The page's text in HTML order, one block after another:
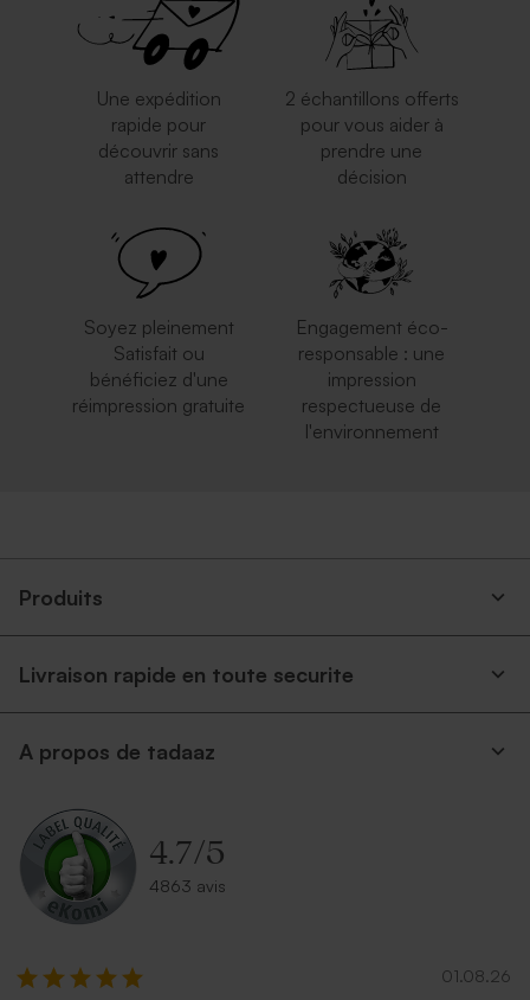
Une expédition
rapide pour
découvrir sans
attendre
2 échantillons offerts
pour vous aider à
prendre une
décision
Soyez pleinement
Satisfait ou
bénéficiez d'une
réimpression gratuite
Engagement éco-
responsable : une
impression
respectueuse de
l'environnement
Produits
Livraison rapide en toute securite
A propos de tadaaz
4.7/5
4863 avis
01.08.26